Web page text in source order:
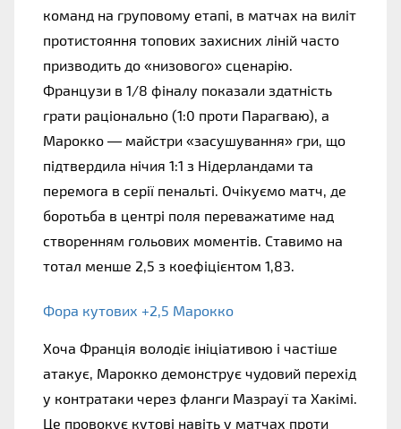
команд на груповому етапі, в матчах на виліт
протистояння топових захисних ліній часто
призводить до «низового» сценарію.
Французи в 1/8 фіналу показали здатність
грати раціонально (1:0 проти Парагваю), а
Марокко — майстри «засушування» гри, що
підтвердила нічия 1:1 з Нідерландами та
перемога в серії пенальті. Очікуємо матч, де
боротьба в центрі поля переважатиме над
створенням гольових моментів. Ставимо на
тотал менше 2,5 з коефіцієнтом 1,83.
Фора кутових +2,5 Марокко
Хоча Франція володіє ініціативою і частіше
атакує, Марокко демонструє чудовий перехід
у контратаки через фланги Мазрауї та Хакімі.
Це провокує кутові навіть у матчах проти